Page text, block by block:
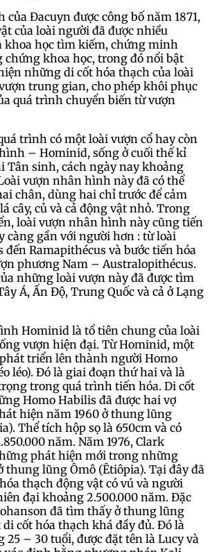
của Đacuyn được công bố năm 1871,
của loài người đã được nhiều
khoa học tìm kiếm, chứng minh
khoa học, trong đó nổi bật
những di cốt hóa thạch của loài
trung gian, cho phép khôi phục
quá trình chuyển biến từ vượn
trình có một loài vượn cổ hay còn
– Hominid, sống ở cuối thế kỉ
Tân sinh, cách ngày nay khoảng
vượn nhân hình này đã có thể
chân, dùng hai chỉ trước để cảm
cây, củ và cả động vật nhỏ. Trong
loài vượn nhân hình này cũng tiến
càng gần với người hơn : từ loài
Ramapithécus và bước tiến hóa
phương Nam – Australopithécus.
những loài vượn này đã được tìm
Á, Ấn Độ, Trung Quốc và cả ở Lạng
Hominid là tổ tiên chung của loài
vượn hiện đại. Từ Hominid, một
triển lên thành người Homo
léo). Đó là giai đoạn thứ hai và là
trong quá trình tiến hóa. Di cốt
Homo Habilis đã được hai vợ
hiện năm 1960 ở thung lũng
Thể tích hộp sọ là 650cm và có
năm. Năm 1976, Clark
phát hiện mới trong những
thung lũng Ômô (Êtiôpia). Tại đây đã
thạch động vật có vú và người
đại khoảng 2.500.000 năm. Đặc
đã tìm thấy ở thung lũng
cốt hóa thạch khá đầy đủ. Đó là
25 – 30 tuổi, được đặt tên là Lucy và